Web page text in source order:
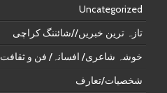
Uncategorized
تازہ ترین خبریں//شائننگ کراچی
خوشہ شاعری/ افسانہ/ فن و ثقافت
شخصیات/تعارف